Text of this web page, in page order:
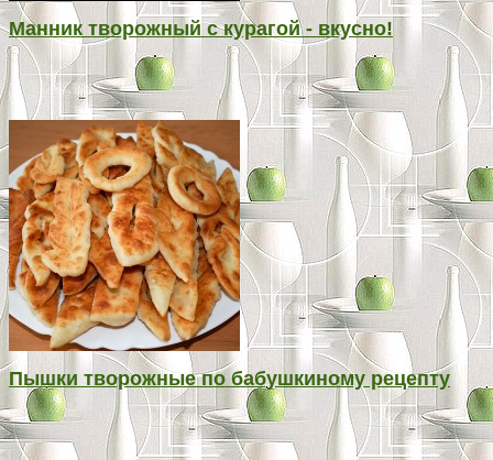
Манник творожный с курагой - вкусно!
Пышки творожные по бабушкиному рецепту